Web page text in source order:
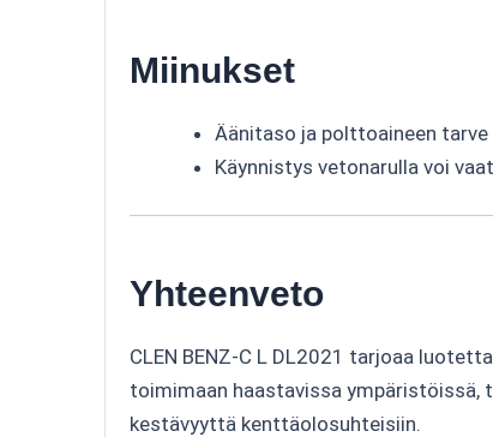
Miinukset
Äänitaso ja polttoaineen tarve
Käynnistys vetonarulla voi
Yhteenveto
CLEN BENZ-C L DL2021 tarjoaa
toimimaan haastavissa ympäristöissä,
kestävyyttä kenttäolosuhteisiin.